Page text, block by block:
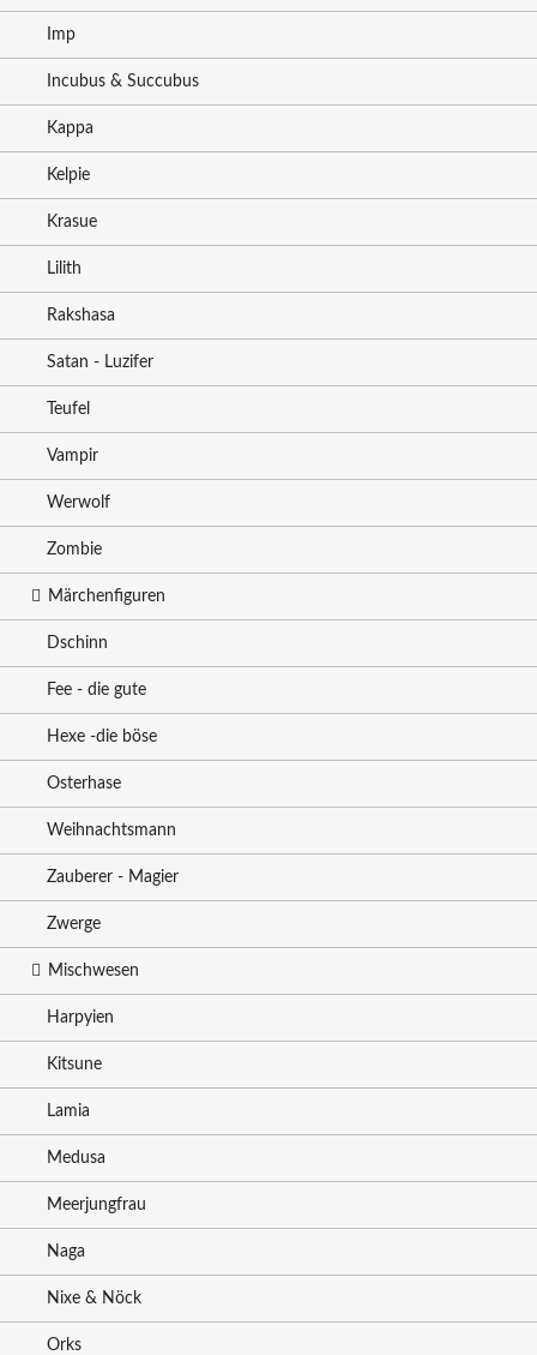
Imp
Incubus & Succubus
Kappa
Kelpie
Krasue
Lilith
Rakshasa
Satan - Luzifer
Teufel
Vampir
Werwolf
Zombie
Märchenfiguren
Dschinn
Fee - die gute
Hexe -die böse
Osterhase
Weihnachtsmann
Zauberer - Magier
Zwerge
Mischwesen
Harpyien
Kitsune
Lamia
Medusa
Meerjungfrau
Naga
Nixe & Nöck
Orks